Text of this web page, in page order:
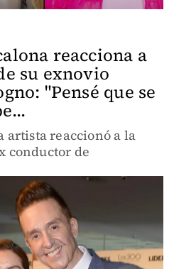
reacciona a
su exnovio
"Pensé que se
artista reaccionó a la
conductor de